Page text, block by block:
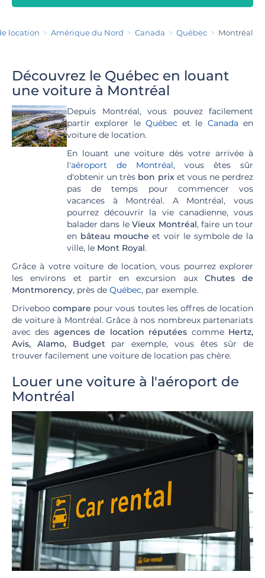
location Amérique du Nord Canada Québec Montréal
Découvrez le Québec en louant
une voiture à Montréal
Depuis Montréal, vous pouvez facilement
partir explorer le Québecet le Canada en
voiture de location.
En louant une voiture dès votre arrivée à
l'aéroport de Montréal, vous êtes sûr
d'obtenir un très bon prixet vous ne perdrez
pas de temps pour commencer vos
vacances à Montréal. A Montréal, vous
pourrez découvrir la vie canadienne, vous
balader dans leVieux Montréal, faire un tour
en bâteau mouche et voir le symbole de la
ville, le Mont Royal.
Grâce à votre voiture de location, vous pourrez explorer
les environs et partir en excursion auxChutes de
Montmorency, près de Québec, par exemple.
Driveboocompare pour vous toutes les offres de location
de voiture à Montréal. Grâce à nos nombreux partenariats
avec des agences de location réputées commeHertz,
Avis, Alamo, Budget par exemple, vous êtes sûr de
trouver facilement une voiture de location pas chère.
Louer une voiture à l'aéroport de
Montréal